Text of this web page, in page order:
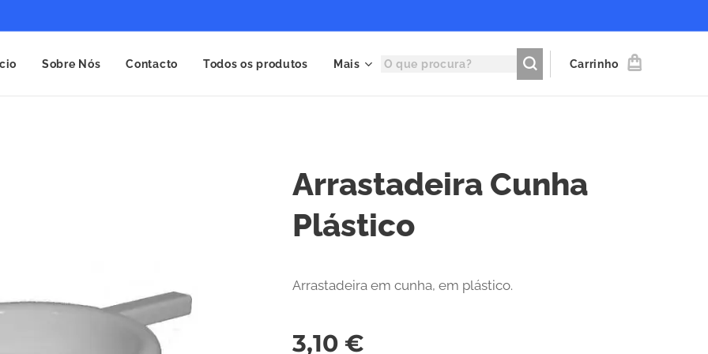
Sobre Nós Contacto Todos os produtos Mais Carrinho
Arrastadeira Cunha
Plástico
Arrastadeira em cunha, em plástico.
3,10 €